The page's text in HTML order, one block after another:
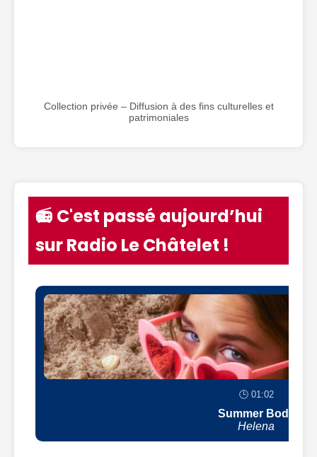
Collection privée – Diffusion à des fins culturelles et
patrimoniales
📻 C'est passé aujourd’hui
sur Radio Le Châtelet !
🕒 01:02
Summer Body
Helena